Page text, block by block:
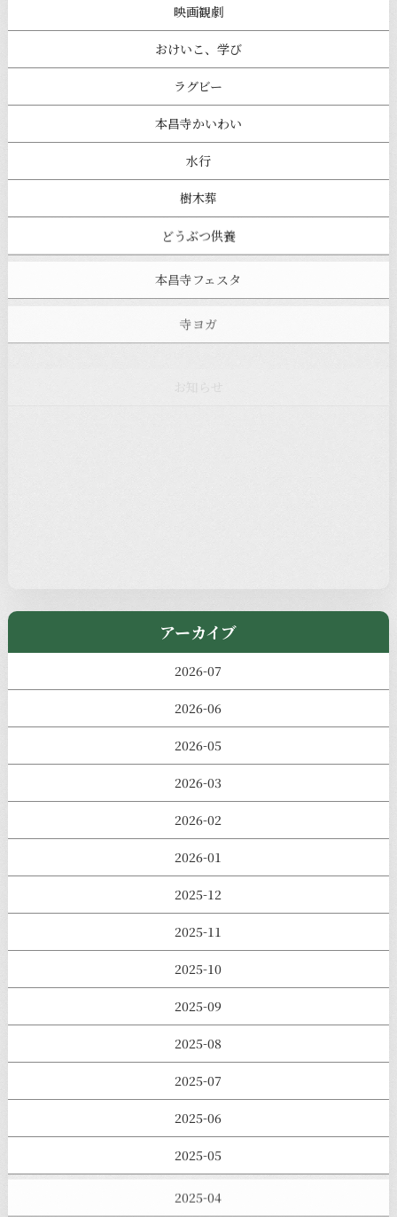
映画観劇
おけいこ、学び
ラグビー
本昌寺かいわい
水行
樹木葬
どうぶつ供養
本昌寺フェスタ
お知らせ
注目の記事
きのえねまるしぇ
アーカイブ
2026-07
2026-06
2026-05
2026-03
2026-02
2026-01
2025-12
2025-11
2025-10
2025-09
2025-08
2025-07
2025-06
2025-05
2025-04